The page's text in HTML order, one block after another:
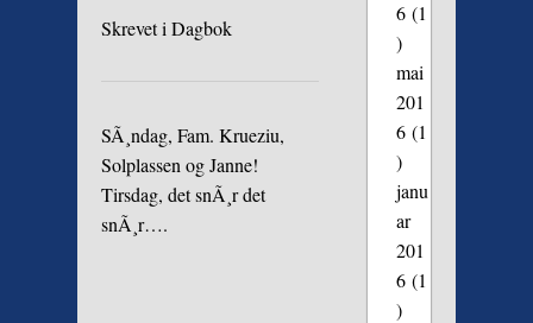
Skrevet i Dagbok
SÃ¸ndag, Fam. Krueziu,
Solplassen og Janne!
Tirsdag, det snÃ¸r det
snÃ¸r….
6(1
)
mai
201
6(1
)
janu
ar
201
6(1
)